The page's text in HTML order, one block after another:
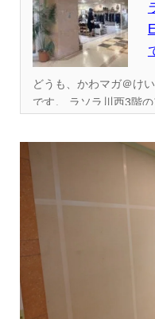
どうも、かわマガ＠け
です。 ラソラ川西3階